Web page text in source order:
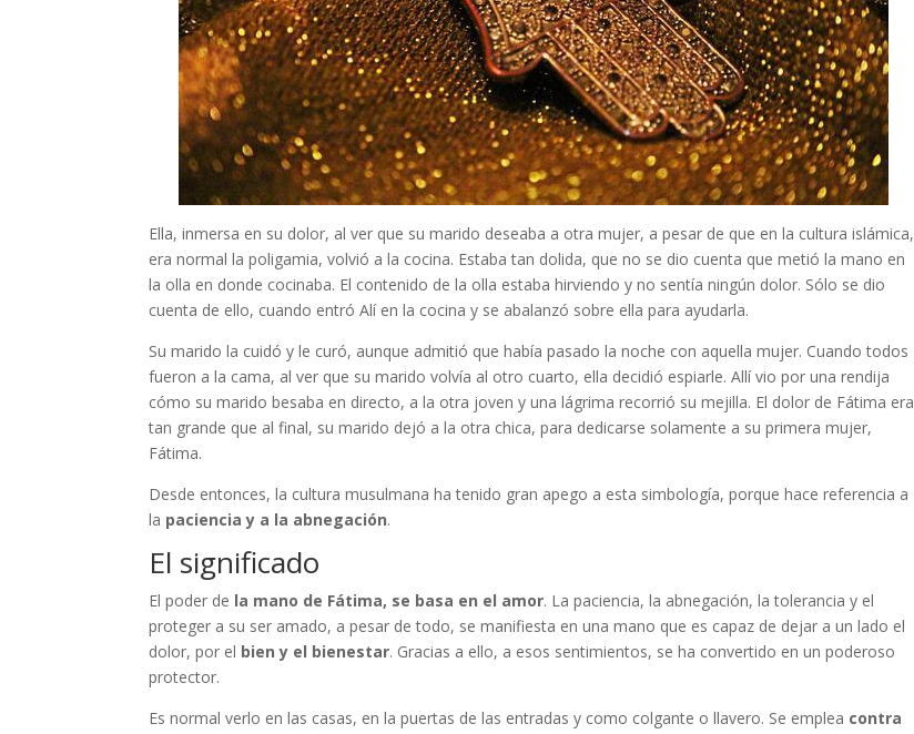
Ella, inmersa en su dolor, al ver que su marido deseaba a otra mujer, a pesar de que en la cultura islámica,
era normal la poligamia, volvió a la cocina. Estaba tan dolida, que no se dio cuenta que metió la mano en
la olla en donde cocinaba. El contenido de la olla estaba hirviendo y no sentía ningún dolor. Sólo se dio
cuenta de ello, cuando entró Alí en la cocina y se abalanzó sobre ella para ayudarla.
Su marido la cuidó y le curó, aunque admitió que había pasado la noche con aquella mujer. Cuando todos
fueron a la cama, al ver que su marido volvía al otro cuarto, ella decidió espiarle. Allí vio por una rendija
cómo su marido besaba en directo, a la otra joven y una lágrima recorrió su mejilla. El dolor de Fátima era
tan grande que al final, su marido dejó a la otra chica, para dedicarse solamente a su primera mujer,
Fátima.
Desde entonces, la cultura musulmana ha tenido gran apego a esta simbología, porque hace referencia a
la paciencia y a la abnegación.
El significado
El poder de la mano de Fátima, se basa en el amor. La paciencia, la abnegación, la tolerancia y el
proteger a su ser amado, a pesar de todo, se manifiesta en una mano que es capaz de dejar a un lado el
dolor, por el bien y el bienestar. Gracias a ello, a esos sentimientos, se ha convertido en un poderoso
protector.
Es normal verlo en las casas, en la puertas de las entradas y como colgante o llavero. Se emplea contra